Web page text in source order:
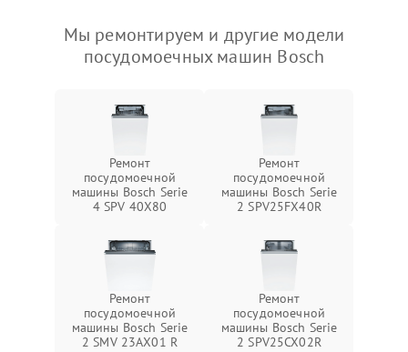
Мы ремонтируем и другие модели
посудомоечных машин Bosch
Ремонт
посудомоечной
машины Bosch Serie
4 SPV 40X80
Ремонт
посудомоечной
машины Bosch Serie
2 SPV25FX40R
Ремонт
посудомоечной
машины Bosch Serie
2 SMV 23AX01 R
Ремонт
посудомоечной
машины Bosch Serie
2 SPV25CX02R